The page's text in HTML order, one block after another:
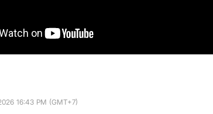
16:43 PM (GMT+7)